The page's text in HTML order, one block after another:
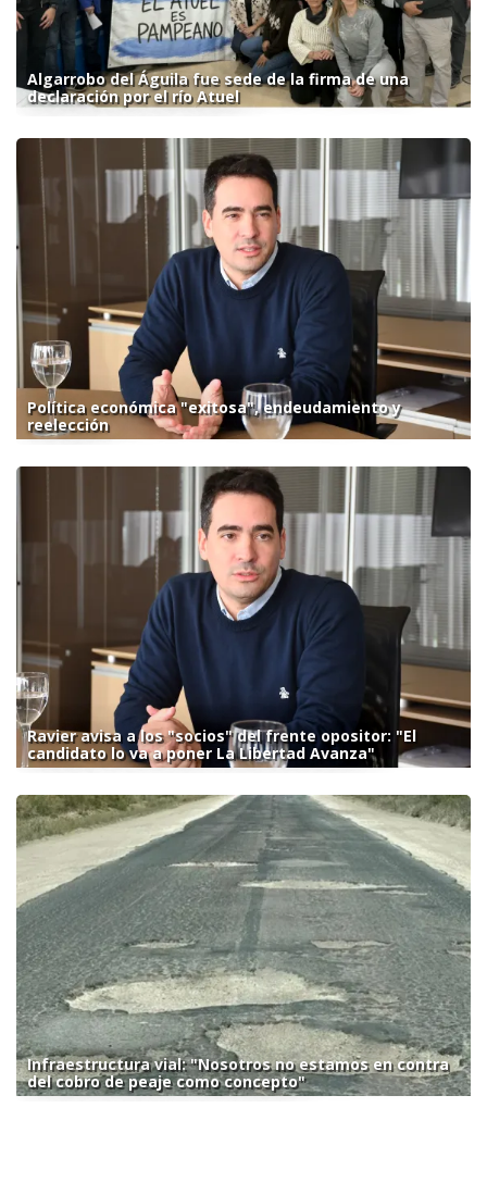
Algarrobo del Águila fue sede de la firma de una
declaración por el río Atuel
Política económica "exitosa", endeudamiento y
reelección
Ravier avisa a los "socios" del frente opositor: "El
candidato lo va a poner La Libertad Avanza"
Infraestructura vial: "Nosotros no estamos en contra
del cobro de peaje como concepto"